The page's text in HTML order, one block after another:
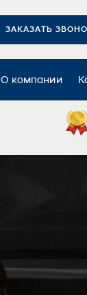
ЗАКАЗАТЬ
О компании